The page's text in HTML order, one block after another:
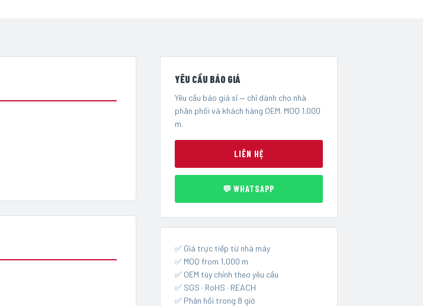
YÊU CẦU BÁO GIÁ
Yêu cầu báo giá sỉ — chỉ dành cho nhà
phân phối và khách hàng OEM. MOQ 1.000
m.
LIÊN HỆ
💬 WHATSAPP
✅ Giá trực tiếp từ nhà máy
✅ MOQ from 1,000 m
✅ OEM tùy chỉnh theo yêu cầu
✅ SGS · RoHS · REACH
✅ Phản hồi trong 8 giờ